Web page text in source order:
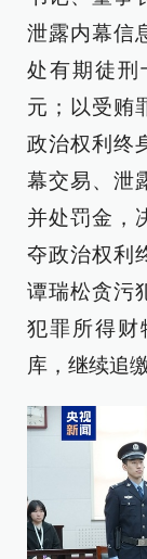
泄露内幕信
处有期徒刑
元；以受贿
政治权利终
幕交易、泄
并处罚金，
夺政治权利
谭瑞松贪污
犯罪所得财
库，继续追